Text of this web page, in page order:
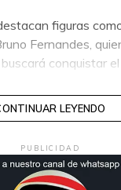
figuras
Fernandes,
conquistar
sorprendió tanto
representar a
en la Liga MX.
LEYENDO
PUBLICIDAD